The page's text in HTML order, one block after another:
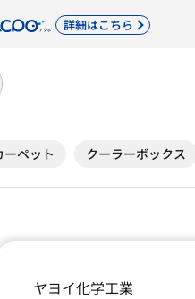
詳細はこちら
ーペット クーラーボックス
ヤヨイ化学工業